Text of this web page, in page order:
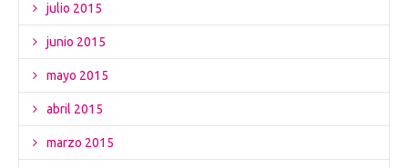
julio 2015
junio 2015
mayo 2015
abril 2015
marzo 2015